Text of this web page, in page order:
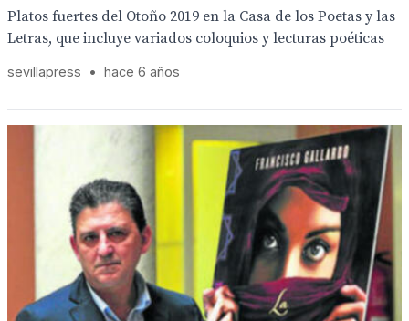
Platos fuertes del Otoño 2019 en la Casa de los Poetas y las
Letras, que incluye variados coloquios y lecturas poéticas
sevillapress • hace 6 años